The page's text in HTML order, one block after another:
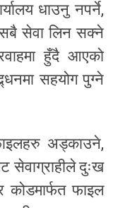
धाउनु नपर्ने,
सेवा लिन सक्ने
हुँदै आएको
सहयोग पुग्ने
अड्काउने,
सेवाग्राहीले दुःख
कोडमार्फत फाइल